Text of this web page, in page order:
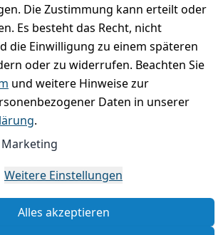
Bewertung abgeben
( 0 )
( 0 )
( 0 )
( 0 )
– Klicken Sie hier für weitere
Die Zustimmung kann erteilt oder
Es besteht das Recht, nicht
die Einwilligung zu einem späteren
oder zu widerrufen. Beachten Sie
und weitere Hinweise zur
Daten in unserer
.
Marketing
Weitere Einstellungen
Alles akzeptieren